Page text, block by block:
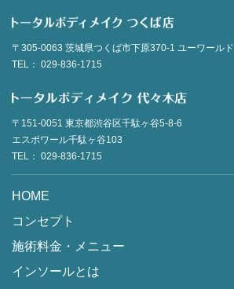
〒305-0063 茨城県つくば市下原370-1 ユーワールド
TEL： 029-836-1715
〒151-0051 東京都渋谷区千駄ヶ谷5-8-6
エスポワール千駄ヶ谷103
TEL： 029-836-1715
HOME
コンセプト
施術料金・メニュー
インソールとは